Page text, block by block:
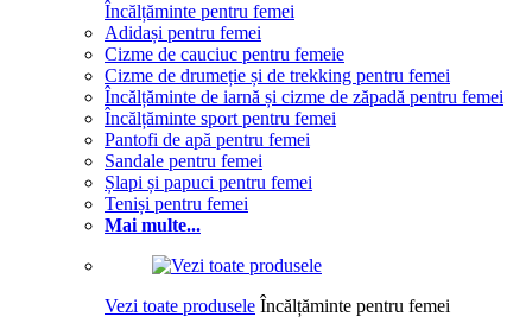
Încălțăminte pentru femei
Adidași pentru femei
Cizme de cauciuc pentru femeie
Cizme de drumeție și de trekking pentru femei
Încălțăminte de iarnă și cizme de zăpadă pentru femei
Încălțăminte sport pentru femei
Pantofi de apă pentru femei
Sandale pentru femei
Șlapi și papuci pentru femei
Teniși pentru femei
Mai multe...
Vezi toate produsele Încălțăminte pentru femei